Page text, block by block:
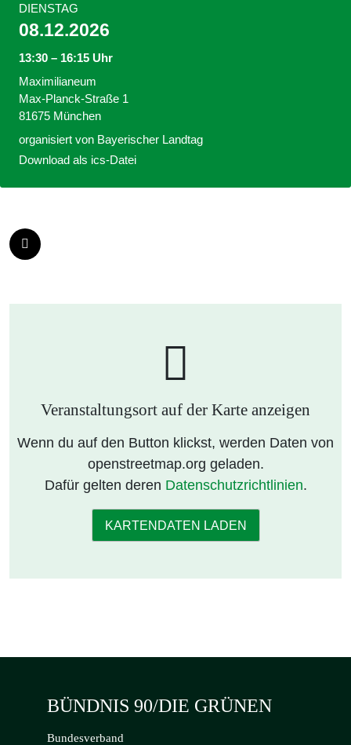
DIENSTAG
08.12.2026
13:30 – 16:15 Uhr
Maximilianeum
Max-Planck-Straße 1
81675 München
organisiert von Bayerischer Landtag
Download als ics-Datei
Veranstaltungsort auf der Karte anzeigen
Wenn du auf den Button klickst, werden Daten von
openstreetmap.org geladen.
Dafür gelten deren Datenschutzrichtlinien.
KARTENDATEN LADEN
BÜNDNIS 90/DIE GRÜNEN
Bundesverband